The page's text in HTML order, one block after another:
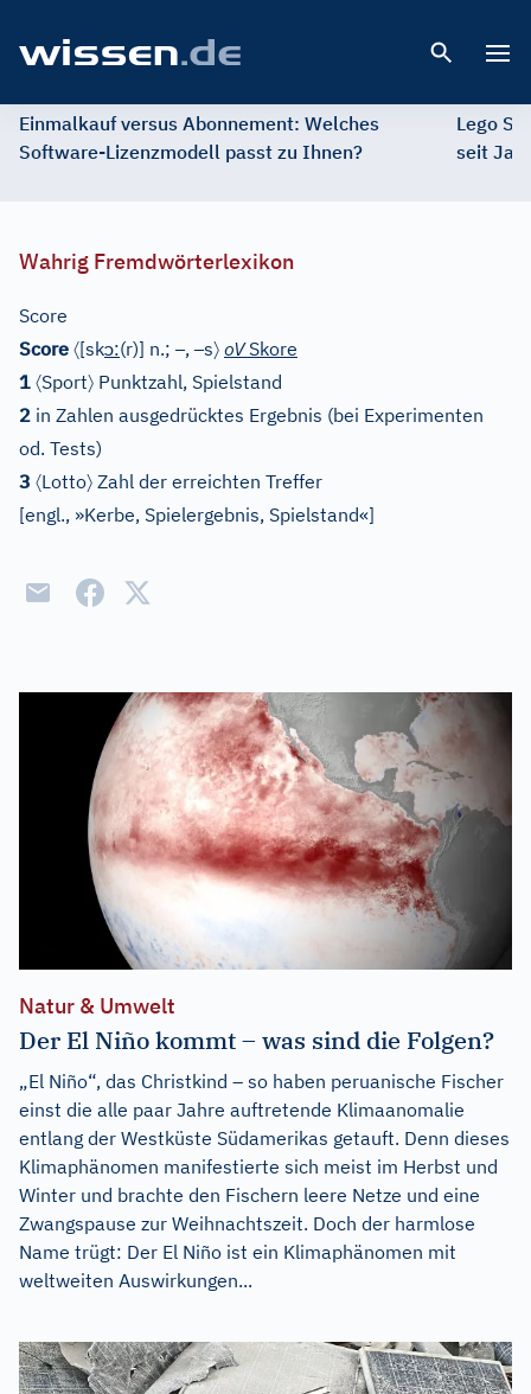
Einmalkauf versus Abonnement: Welches
Software-Lizenzmodell passt zu Ihnen?
Lego
seit
Wahrig Fremdwörterlexikon
Score
Score 〈[skɔ:(r)] n.;–,–s〉 oVSkore
1 〈Sport〉 Punktzahl, Spielstand
2 in Zahlen ausgedrücktes Ergebnis (bei Experimenten
od. Tests)
3 〈Lotto〉 Zahl der erreichten Treffer
[engl., »Kerbe, Spielergebnis, Spielstand«]
Natur & Umwelt
Der El Niño kommt – was sind die Folgen?
„El Niño“, das Christkind – so haben peruanische Fischer
einst die alle paar Jahre auftretende Klimaanomalie
entlang der Westküste Südamerikas getauft. Denn dieses
Klimaphänomen manifestierte sich meist im Herbst und
Winter und brachte den Fischern leere Netze und eine
Zwangspause zur Weihnachtszeit. Doch der harmlose
Name trügt: Der El Niño ist ein Klimaphänomen mit
weltweiten Auswirkungen...